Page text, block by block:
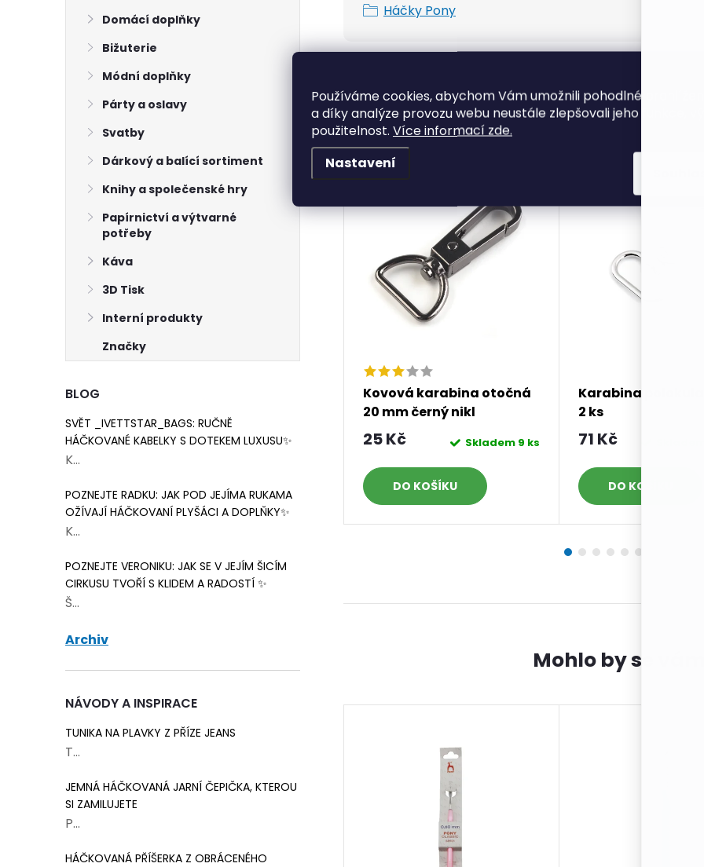
Používáme cookies, abychom Vám umožnili pohodlné prohlížení
a díky analýze provozu webu neustále zlepšovali jeho funkce,
použitelnost. Více informací zde.
Nastavení
Domácí doplňky
Bižuterie
Módní doplňky
Párty a oslavy
Svatby
Dárkový a balící sortiment
Knihy a společenské hry
Papírnictví a výtvarné
potřeby
Káva
3D Tisk
Interní produkty
Značky
BLOG
SVĚT _IVETTSTAR_BAGS: RUČNĚ
HÁČKOVANÉ KABELKY S DOTEKEM LUXUSU✨
K...
POZNEJTE RADKU: JAK POD JEJÍMA RUKAMA
OŽÍVAJÍ HÁČKOVANÍ PLYŠÁCI A DOPLŇKY✨
K...
POZNEJTE VERONIKU: JAK SE V JEJÍM ŠICÍM
CIRKUSU TVOŘÍ S KLIDEM A RADOSTÍ ✨
Š...
Archiv
NÁVODY A INSPIRACE
TUNIKA NA PLAVKY Z PŘÍZE JEANS
T...
JEMNÁ HÁČKOVANÁ JARNÍ ČEPIČKA, KTEROU
SI ZAMILUJETE
P...
HÁČKOVANÁ PŘÍŠERKA Z OBRÁCENÉHO
Háčky Pony
K tomuto produktu
oválným
Skladem2 ks 22 Kč Skladem9 balení
DO KOŠÍKU
Kovová karabina otočná
20 mm černý nikl
25 Kč Skladem 9 ks
DO KOŠÍKU
Karabina
2 ks
71 Kč
DO KOŠÍKU